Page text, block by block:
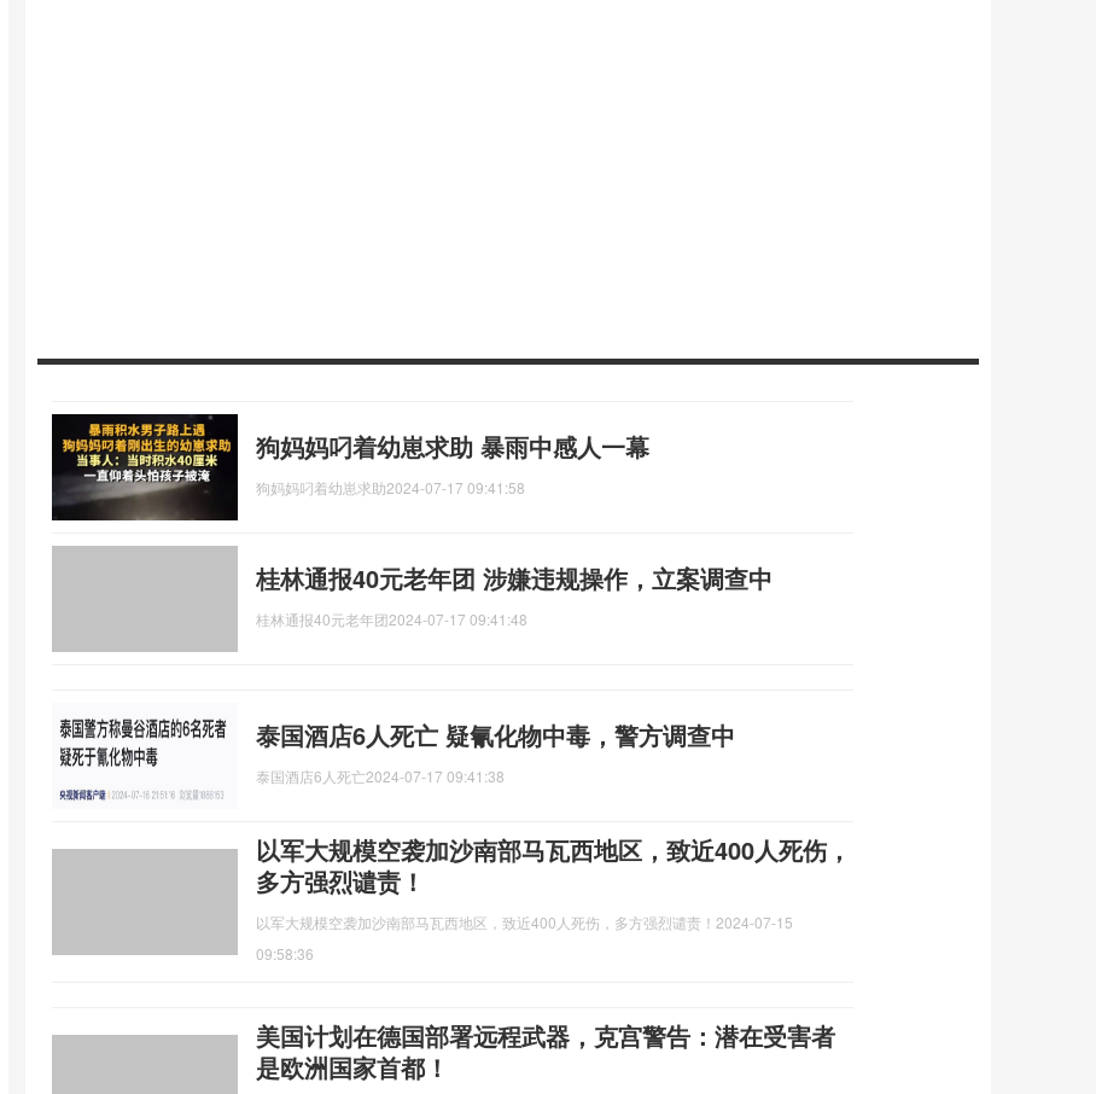
狗妈妈叼着幼崽求助 暴雨中感人一幕
狗妈妈叼着幼崽求助2024-07-17 09:41:58
桂林通报40元老年团 涉嫌违规操作，立案调查中
桂林通报40元老年团2024-07-17 09:41:48
泰国酒店6人死亡 疑氰化物中毒，警方调查中
泰国酒店6人死亡2024-07-17 09:41:38
以军大规模空袭加沙南部马瓦西地区，致近400人死伤，
多方强烈谴责！
以军大规模空袭加沙南部马瓦西地区，致近400人死伤，多方强烈谴责！ 2024-07-15
09:58:36
美国计划在德国部署远程武器，克宫警告：潜在受害者
是欧洲国家首都！